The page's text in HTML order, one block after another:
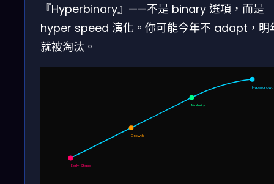
『Hyperbinary』——不是 binary 選項，而是
hyper speed 演化。你可能今年不 adapt，明
就被淘汰。
Early Stage
Growth
Maturity